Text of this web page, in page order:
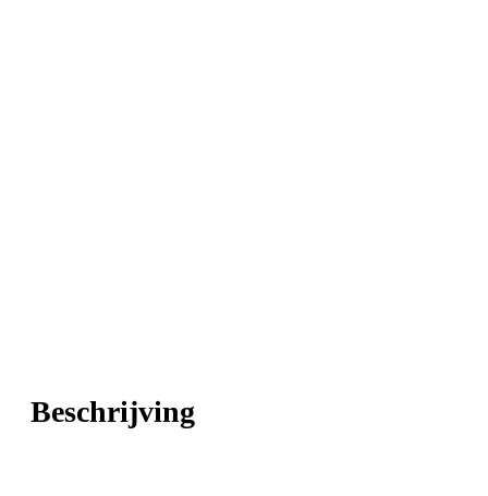
Beschrijving